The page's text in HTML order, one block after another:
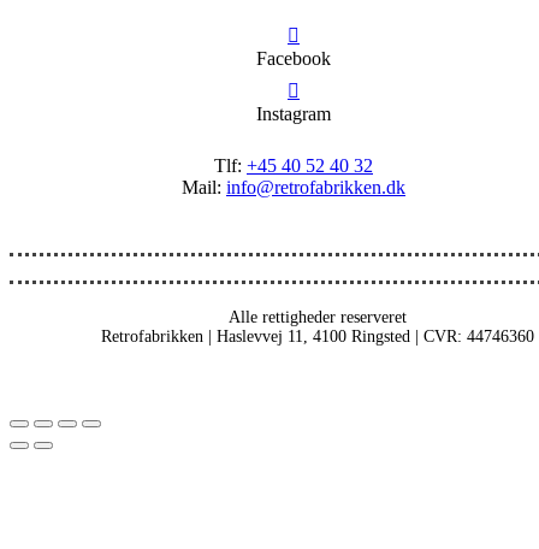
Facebook
Instagram
Tlf: +45 40 52 40 32
Mail: info@retrofabrikken.dk
Alle rettigheder reserveret
Retrofabrikken | Haslevvej 11, 4100 Ringsted | CVR: 44746360